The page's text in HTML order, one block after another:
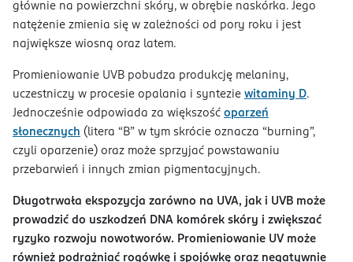
głównie na powierzchni skóry, w obrębie naskórka. Jego
natężenie zmienia się w zależności od pory roku i jest
największe wiosną oraz latem.
Promieniowanie UVB pobudza produkcję melaniny,
uczestniczy w procesie opalania i syntezie witaminy D.
Jednocześnie odpowiada za większość oparzeń
słonecznych (litera “B” w tym skrócie oznacza “burning”,
czyli oparzenie) oraz może sprzyjać powstawaniu
przebarwień i innych zmian pigmentacyjnych.
Długotrwała ekspozycja zarówno na UVA, jak i UVB może
prowadzić do uszkodzeń DNA komórek skóry i zwiększać
ryzyko rozwoju nowotworów. Promieniowanie UV może
również podrażniać rogówkę i spojówkę oraz negatywnie